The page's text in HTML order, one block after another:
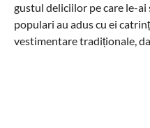
gustul deliciilor pe care le-
populari au adus cu ei
vestimentare tradiționale,